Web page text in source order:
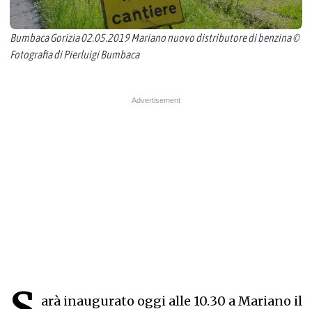
Bumbaca Gorizia 02.05.2019 Mariano nuovo distributore di benzina ©
Fotografia di Pierluigi Bumbaca
arà inaugurato oggi alle 10.30 a Mariano il